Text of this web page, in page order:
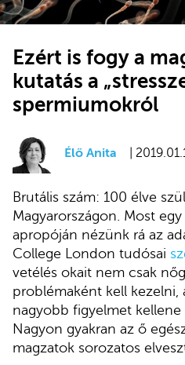
Ezért is fogy a
kutatás a
spermiumokról
Élő Anita |
Brutális szám: 100 élve
Magyarországon. Most
apropóján nézünk rá az
College London tudósai
vetélés okait nem csak
problémaként kell kezelni,
nagyobb figyelmet kellene
Nagyon gyakran az ő
magzatok sorozatos